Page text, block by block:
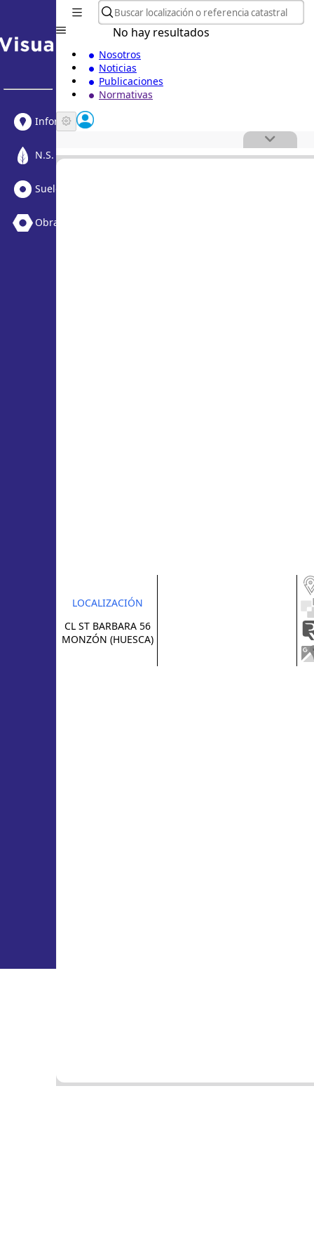
Informe Urbanístico
N.S. Medioambiental
Suelo Vacante + Obras
Obras
No hay resultados
Nosotros
Noticias
Publicaciones
Normativas
LOCALIZACIÓN
CL ST BARBARA 56
MONZÓN (HUESCA)